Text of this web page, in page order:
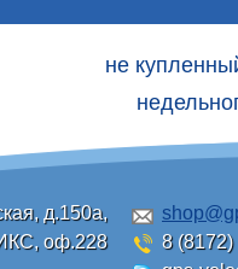
не
д.150а,
оф.228
8 (8172)